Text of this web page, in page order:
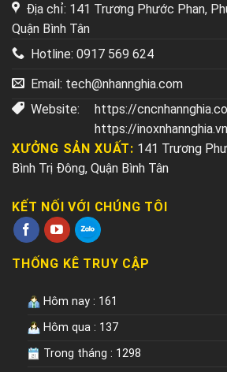
Địa chỉ: 141 Trương Phước Phan,
Quận Bình Tân
Hotline: 0917 569 624
Email: tech@nhannghia.com
Website:
https://
https://inoxnhannghia.vn
XƯỞNG SẢN XUẤT: 141 Trương
Bình Trị Đông, Quận Bình Tân
KẾT NỐI VỚI CHÚNG TÔI
THỐNG KÊ TRUY CẬP
Hôm nay : 161
Hôm qua : 137
Trong tháng : 1298